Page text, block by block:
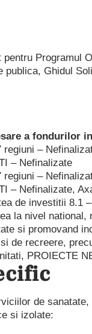
pentru Programul
publica, Ghidul
a fondurilor
regiuni –
– Nefinalizate
regiuni –
– Nefinalizate,
de investitii 8.1
la nivel
si promovand
de recreere,
PROIECTE
de
si izolate: